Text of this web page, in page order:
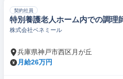
契約社員
特別養護老人ホーム内での調理
株式会社ベネミール
兵庫県神戸市西区月が丘
月給26万円